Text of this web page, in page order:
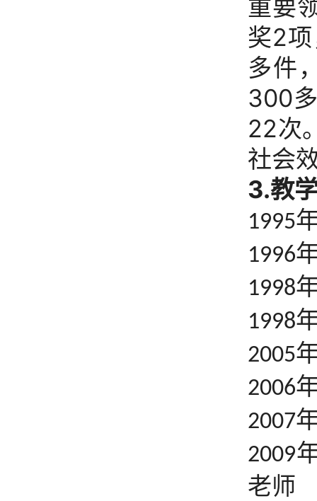
重要
奖2
多件
300
22次
社会
3.教
1995
1996
1998
1998
2005
2006
2007
2009
老师